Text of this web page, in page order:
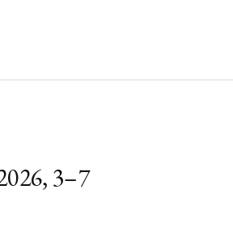
3–7